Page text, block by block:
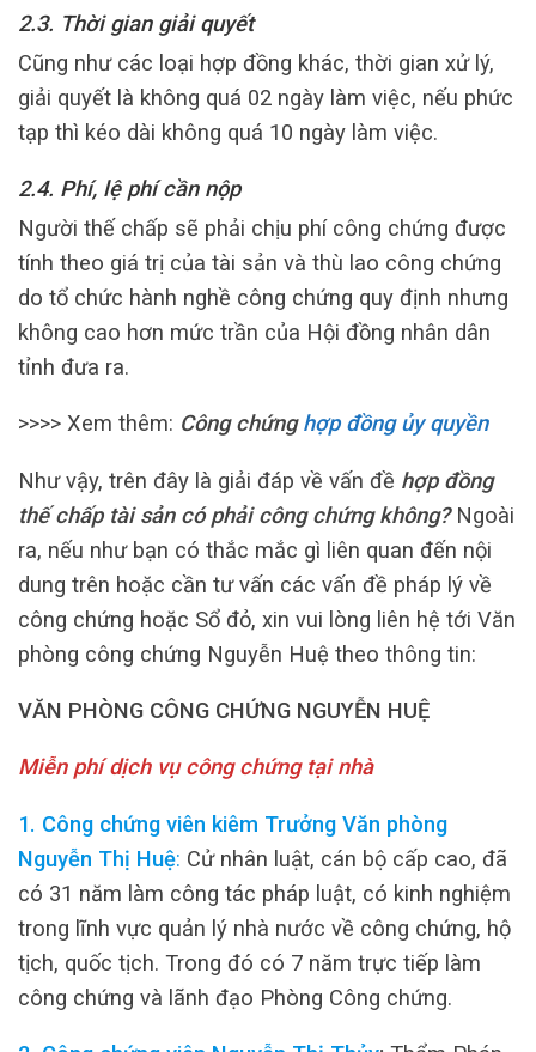
2.3. Thời gian giải quyết
Cũng như các loại hợp đồng khác, thời gian xử lý,
giải quyết là không quá 02 ngày làm việc, nếu phức
tạp thì kéo dài không quá 10 ngày làm việc.
2.4. Phí, lệ phí cần nộp
Người thế chấp sẽ phải chịu phí công chứng được
tính theo giá trị của tài sản và thù lao công chứng
do tổ chức hành nghề công chứng quy định nhưng
không cao hơn mức trần của Hội đồng nhân dân
tỉnh đưa ra.
>>>> Xem thêm: Công chứnghợp đồng ủy quyền
Như vậy, trên đây là giải đáp về vấn đề hợp đồng
thế chấp tài sản có phải công chứng không?Ngoài
ra, nếu như bạn có thắc mắc gì liên quan đến nội
dung trên hoặc cần tư vấn các vấn đề pháp lý về
công chứng hoặc Sổ đỏ, xin vui lòng liên hệ tới Văn
phòng công chứng Nguyễn Huệ theo thông tin:
VĂN PHÒNG CÔNG CHỨNG NGUYỄN HUỆ
Miễn phí dịch vụ công chứng tại nhà
1. Công chứng viên kiêm Trưởng Văn phòng
Nguyễn Thị Huệ: Cử nhân luật, cán bộ cấp cao, đã
có 31 năm làm công tác pháp luật, có kinh nghiệm
trong lĩnh vực quản lý nhà nước về công chứng, hộ
tịch, quốc tịch. Trong đó có 7 năm trực tiếp làm
công chứng và lãnh đạo Phòng Công chứng.